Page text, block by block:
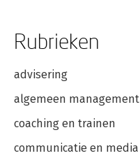
Rubrieken
advisering
algemeen management
coaching en trainen
communicatie en media